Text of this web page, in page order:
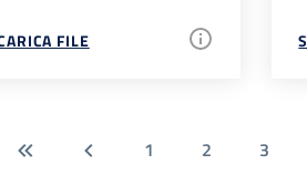
FILE
1 2 3